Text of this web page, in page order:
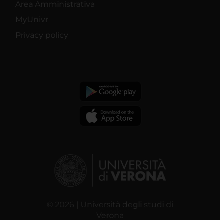
Area Amministrativa
MyUnivr
Privacy policy
© 2026 | Università degli studi di
Verona